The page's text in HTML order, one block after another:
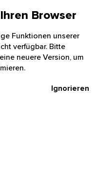
Browser
Funktionen unserer
verfügbar. Bitte
neuere Version, um
Ignorieren